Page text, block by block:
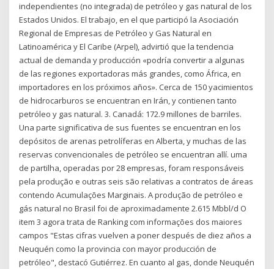
independientes (no integrada) de petróleo y gas natural de los
Estados Unidos. El trabajo, en el que participó la Asociación
Regional de Empresas de Petróleo y Gas Natural en
Latinoamérica y El Caribe (Arpel), advirtió que la tendencia
actual de demanda y producción «podría convertir a algunas
de las regiones exportadoras más grandes, como África, en
importadores en los próximos años». Cerca de 150 yacimientos
de hidrocarburos se encuentran en Irán, y contienen tanto
petróleo y gas natural. 3. Canadá: 172.9 millones de barriles.
Una parte significativa de sus fuentes se encuentran en los
depósitos de arenas petrolíferas en Alberta, y muchas de las
reservas convencionales de petróleo se encuentran allí. uma
de partilha, operadas por 28 empresas, foram responsáveis
pela produção e outras seis são relativas a contratos de áreas
contendo Acumulações Marginais. A produção de petróleo e
gás natural no Brasil foi de aproximadamente 2.615 Mbbl/d O
item 3 agora trata de Ranking com informações dos maiores
campos "Estas cifras vuelven a poner después de diez años a
Neuquén como la provincia con mayor producción de
petróleo", destacó Gutiérrez. En cuanto al gas, donde Neuquén